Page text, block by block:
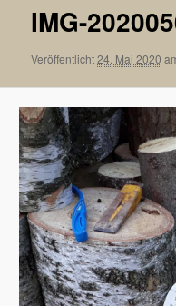
IMG-
Veröffentlicht24. Mai 2020